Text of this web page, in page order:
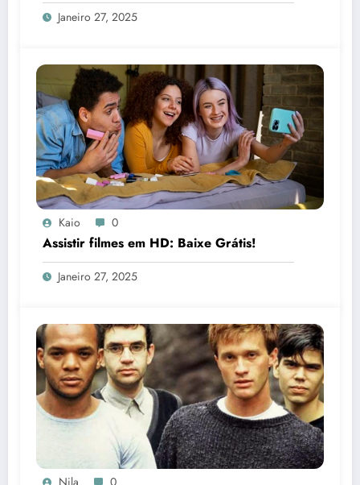
Janeiro 27, 2025
Kaio 0
Assistir filmes em HD: Baixe Grátis!
Janeiro 27, 2025
Nila 0